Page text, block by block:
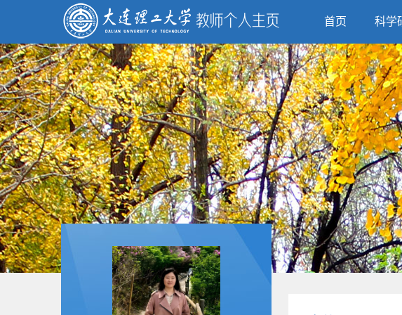
首页 科学